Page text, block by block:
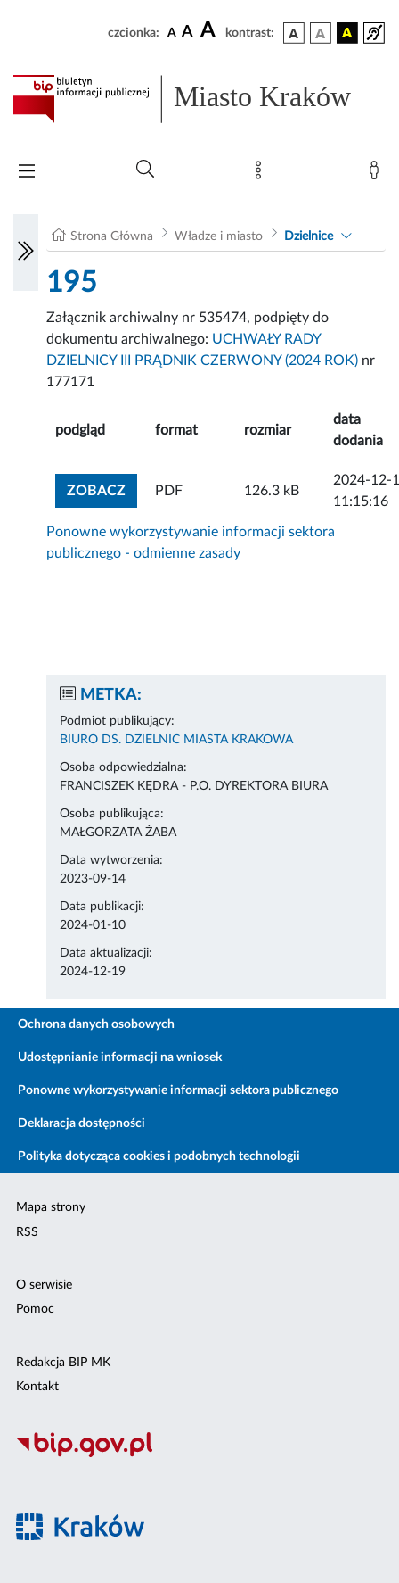
czcionka: A A A kontrast:
Miasto Kraków
Strona Główna Władze i miasto Dzielnice
195
Załącznik archiwalny nr 535474, podpięty do
dokumentu archiwalnego: UCHWAŁY RADY
DZIELNICY III PRĄDNIK CZERWONY (2024 ROK) nr
177171
podgląd format rozmiar
data
dodania
ZOBACZZOBACZ ZAŁĄCZNIK
PDF 126.3 kB
2024-12-
11:15:16
Ponowne wykorzystywanie informacji sektora
publicznego - odmienne zasady
METKA:
Podmiot publikujący:
BIURO DS. DZIELNIC MIASTA KRAKOWA
Osoba odpowiedzialna:
FRANCISZEK KĘDRA - P.O. DYREKTORA BIURA
Osoba publikująca:
MAŁGORZATA ŻABA
Data wytworzenia:
2023-09-14
Data publikacji:
2024-01-10
Data aktualizacji:
2024-12-19
Ochrona danych osobowych
Udostępnianie informacji na wniosek
Ponowne wykorzystywanie informacji sektora publicznego
Deklaracja dostępności
Polityka dotycząca cookies i podobnych technologii
Mapa strony
RSS
O serwisie
Pomoc
Redakcja BIP MK
Kontakt